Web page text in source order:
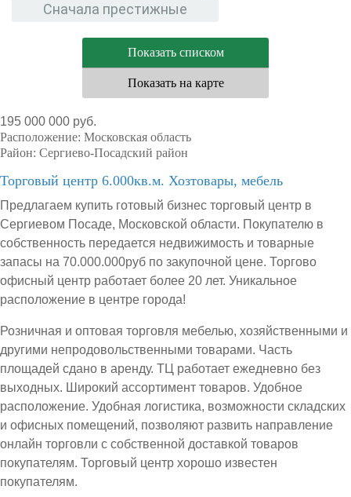
Сначала престижные
Показать списком
Показать на карте
195 000 000 руб.
Расположение: Московская область
Район: Сергиево-Посадский район
Торговый центр 6.000кв.м. Хозтовары, мебель
Предлагаем купить готовый бизнес торговый центр в
Сергиевом Посаде, Московской области. Покупателю в
собственность передается недвижимость и товарные
запасы на 70.000.000руб по закупочной цене. Торгово
офисный центр работает более 20 лет. Уникальное
расположение в центре города!
Розничная и оптовая торговля мебелью, хозяйственными и
другими непродовольственными товарами. Часть
площадей сдано в аренду. ТЦ работает ежедневно без
выходных. Широкий ассортимент товаров. Удобное
расположение. Удобная логистика, возможности складских
и офисных помещений, позволяют развить направление
онлайн торговли с собственной доставкой товаров
покупателям. Торговый центр хорошо известен
покупателям.